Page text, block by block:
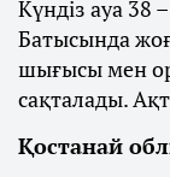
Күндіз ауа 38
Батысында
шығысы мен
сақталады.
Қостанай